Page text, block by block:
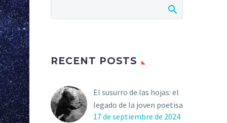
RECENT POSTS
El susurro de las hojas: el
legado de la joven poetisa
17 de septiembre de 2024